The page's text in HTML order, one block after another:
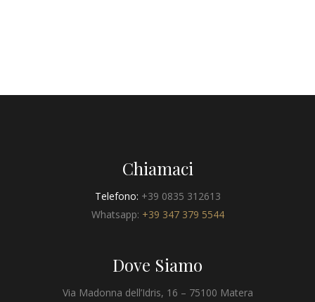
Chiamaci
Telefono: +39 0835 312613
Whatsapp: +39 347 379 5544
Dove Siamo
Via Madonna dell’Idris, 16 – 75100 Matera